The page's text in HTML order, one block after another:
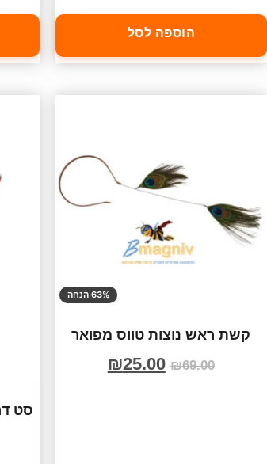
הוספה לסל
63% הנחה
קשת ראש נוצות טווס מפואר
₪69.00
₪25.00